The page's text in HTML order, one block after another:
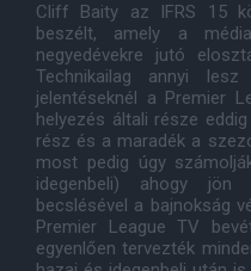
Cliff Baity az IFRS 15
beszélt, amely a
negyedévekre jutó
Technikailag annyi
jelentéseknél a Premier
helyezés általi része
rész és a maradék a
most pedig úgy
idegenbeli) ahogy jön
becslésével a bajnokság
Premier League TV
egyenlően tervezték